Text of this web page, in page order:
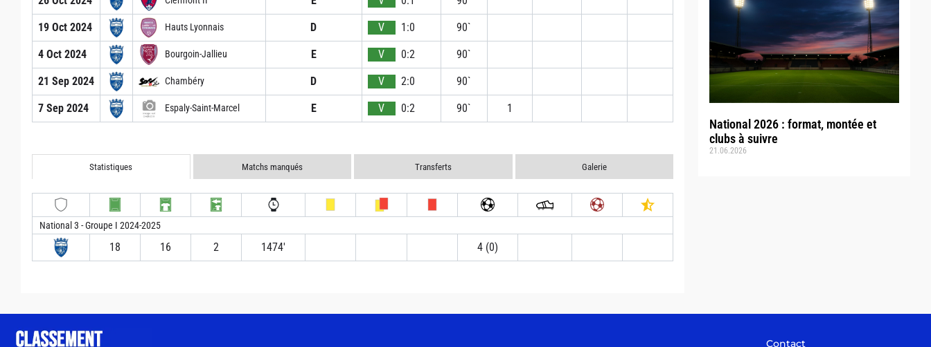
National 2026 : format, montée et
clubs à suivre
21.06.2026
19 Oct 2024 Hauts Lyonnais D V 1:0 90`
4 Oct 2024 Bourgoin-Jallieu E V 0:2 90`
21 Sep 2024 Chambéry D V 2:0 90`
7 Sep 2024 Espaly-Saint-Marcel E V 0:2 90` 1
Statistiques Matchs manqués Transferts Galerie
National 3 - Groupe I 2024-2025
18 16 2 1474′ 4 (0)
Contact